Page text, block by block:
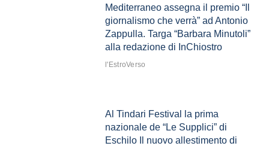
Mediterraneo assegna il premio “Il
giornalismo che verrà” ad Antonio
Zappulla. Targa “Barbara Minutoli”
alla redazione di InChiostro
l'EstroVerso
Al Tindari Festival la prima
nazionale de “Le Supplici” di
Eschilo Il nuovo allestimento di